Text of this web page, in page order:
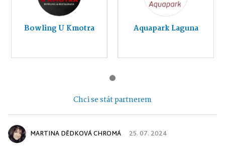
Bowling U Kmotra Aquapark Laguna
Chci se stát partnerem
MARTINA DĚDKOVÁ CHROMÁ 25. 07. 2024